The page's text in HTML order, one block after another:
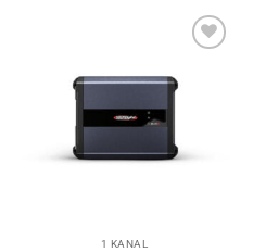
önskelistan
1 KANAL